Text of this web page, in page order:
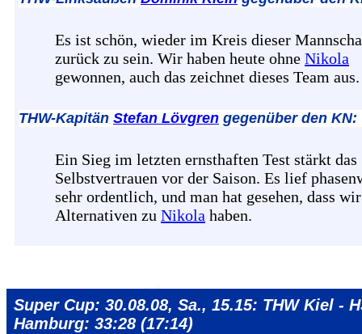
Es ist schön, wieder im Kreis dieser
zurück zu sein. Wir haben heute ohne Nikola
gewonnen, auch das zeichnet dieses Team aus.
THW-Kapitän Stefan Lövgren gegenüber den KN:
Ein Sieg im letzten ernsthaften Test stärkt das
Selbstvertrauen vor der Saison. Es lief
sehr ordentlich, und man hat gesehen, dass wir
Alternativen zu Nikola haben.
Super Cup: 30.08.08, Sa., 15.15: THW Kiel -
Hamburg: 33:28 (17:14)